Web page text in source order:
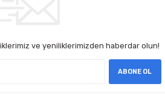
ve yeniliklerimizden haberdar olun!
ABONE OL